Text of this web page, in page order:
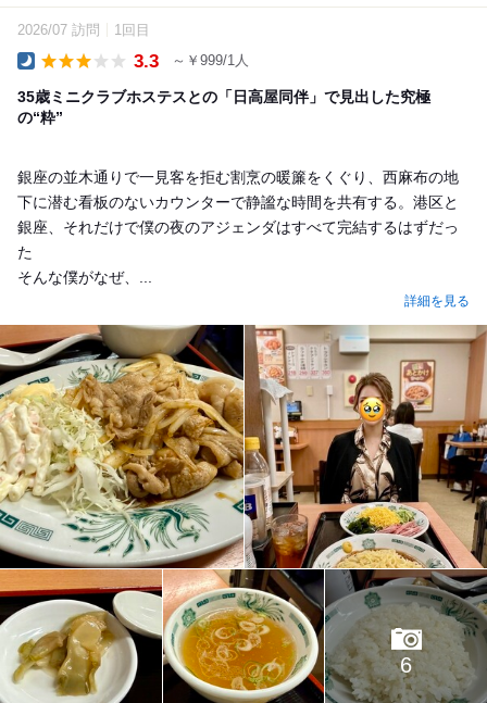
2026/07 訪問 1回目
3.3 ～￥999/1人
35歳ミニクラブホステスとの「日高屋同伴」で見出した究極
の“粋”
銀座の並木通りで一見客を拒む割烹の暖簾をくぐり、西麻布の地
下に潜む看板のないカウンターで静謐な時間を共有する。港区と
銀座、それだけで僕の夜のアジェンダはすべて完結するはずだっ
た
そんな僕がなぜ、...
詳細を見る
6